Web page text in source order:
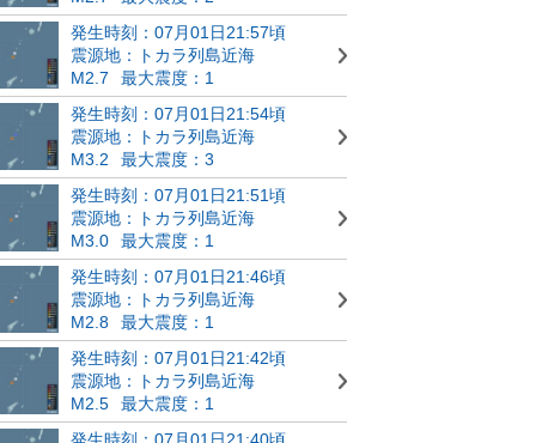
発生時刻：07月01日21:57頃
震源地：トカラ列島近海
M2.7
最大震度：1
発生時刻：07月01日21:54頃
震源地：トカラ列島近海
M3.2
最大震度：3
発生時刻：07月01日21:51頃
震源地：トカラ列島近海
M3.0
最大震度：1
発生時刻：07月01日21:46頃
震源地：トカラ列島近海
M2.8
最大震度：1
発生時刻：07月01日21:42頃
震源地：トカラ列島近海
M2.5
最大震度：1
発生時刻：07月01日21:40頃